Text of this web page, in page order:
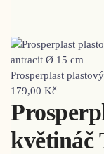
Prosperplast
179,00 Kč
květináč